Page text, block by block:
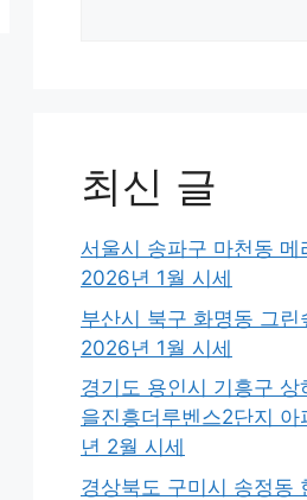
최신 글
서울시 송파구 마천동 메
2026년 1월 시세
부산시 북구 화명동 그린
2026년 1월 시세
경기도 용인시 기흥구 상
을진흥더루벤스2단지
년 2월 시세
경상북도 구미시 송정동